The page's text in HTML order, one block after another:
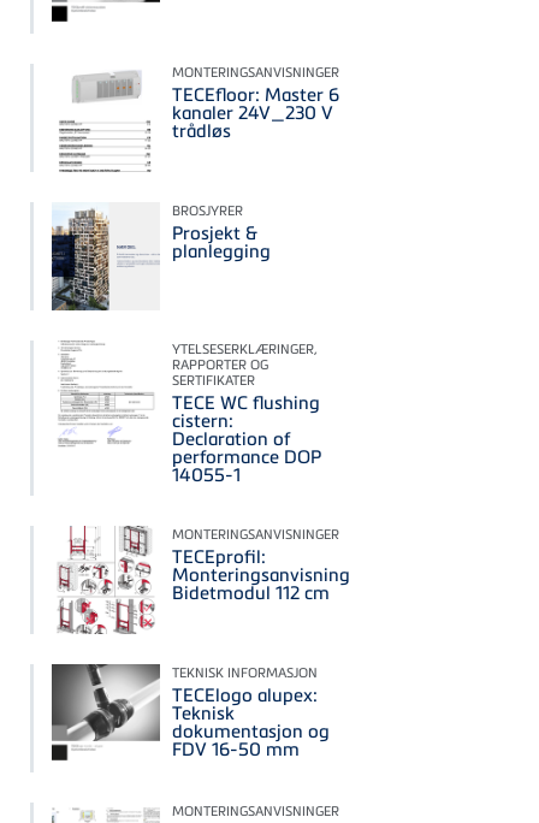
MONTERINGSANVISNINGER
TECEfloor: Master 6
kanaler 24V_230 V
trådløs
BROSJYRER
Prosjekt &
planlegging
YTELSESERKLÆRINGER,
RAPPORTER OG
SERTIFIKATER
TECE WC flushing
cistern:
Declaration of
performance DOP
14055-1
MONTERINGSANVISNINGER
TECEprofil:
Monteringsanvisning
Bidetmodul 112 cm
TEKNISK INFORMASJON
TECElogo alupex:
Teknisk
dokumentasjon og
FDV 16-50 mm
MONTERINGSANVISNINGER